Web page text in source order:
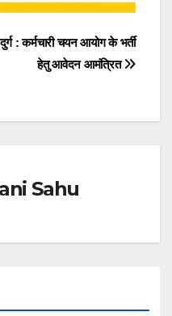
दुर्ग : कर्मचारी चयन आयोग के भर्ती
हेतु आवेदन आमंत्रित
Sahu